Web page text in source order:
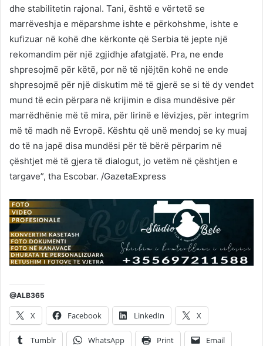
dhe stabilitetin rajonal. Tani, është e vërtetë se
marrëveshja e mëparshme ishte e përkohshme, ishte e
kufizuar në kohë dhe kërkonte që Serbia të jepte një
rekomandim për një zgjidhje afatgjatë. Pra, ne ende
shpresojmë për këtë, por në të njëjtën kohë ne ende
shpresojmë për një diskutim më të gjerë se si të dy vendet
mund të ecin përpara në krijimin e disa mundësive për
marrëdhënie më të mira, për lirinë e lëvizjes, për integrim
më të madh në Evropë. Kështu që unë mendoj se ky muaj
do të na japë disa mundësi për të bërë përparim në
çështjet më të gjera të dialogut, jo vetëm në çështjen e
targave”, tha Escobar. /GazetaExpress
@ALB365
X Facebook LinkedIn X
Tumblr WhatsApp Print Email